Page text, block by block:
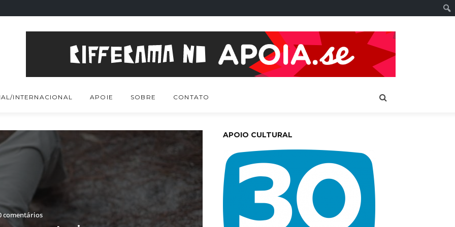
INTERNACIONAL APOIE SOBRE CONTATO
comentários
APOIO CULTURAL